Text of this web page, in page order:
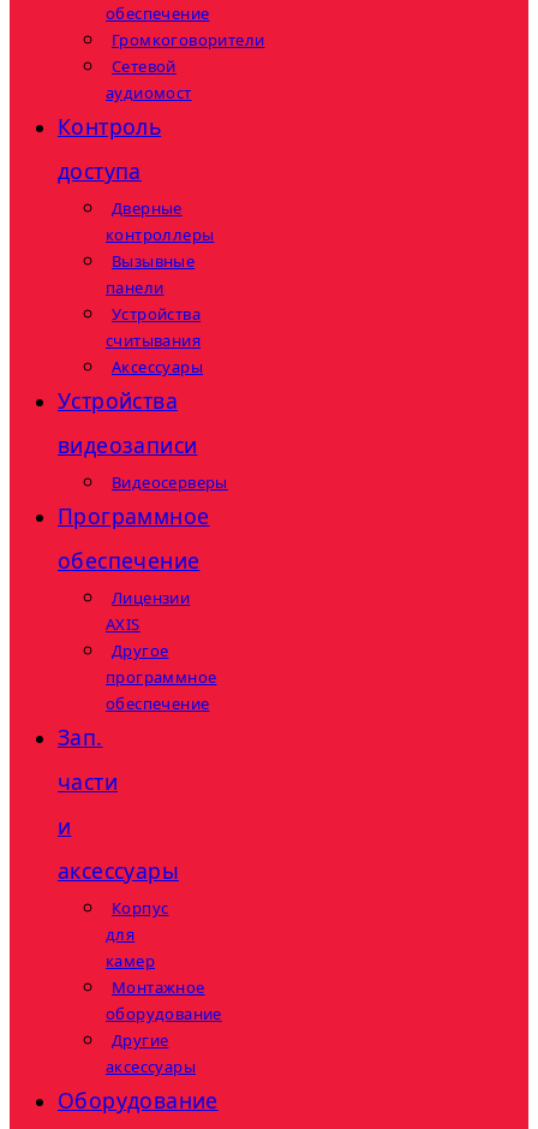
обеспечение
Громкоговорители
Сетевой
аудиомост
Контроль
доступа
Дверные
контроллеры
Вызывные
панели
Устройства
считывания
Аксессуары
Устройства
видеозаписи
Видеосерверы
Программное
обеспечение
Лицензии
AXIS
Другое
программное
обеспечение
Зап.
части
и
аксессуары
Корпус
для
камер
Монтажное
оборудование
Другие
аксессуары
Оборудование